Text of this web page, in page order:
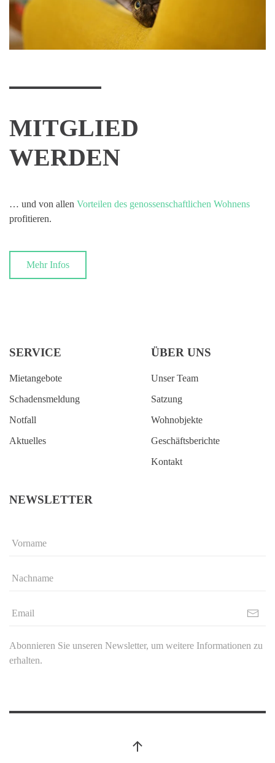
MITGLIED
WERDEN
… und von allen Vorteilen des genossenschaftlichen Wohnens
profitieren.
Mehr Infos
SERVICE
Mietangebote
Schadensmeldung
Notfall
Aktuelles
ÜBER UNS
Unser Team
Satzung
Wohnobjekte
Geschäftsberichte
Kontakt
NEWSLETTER
Abonnieren Sie unseren Newsletter, um weitere Informationen zu
erhalten.